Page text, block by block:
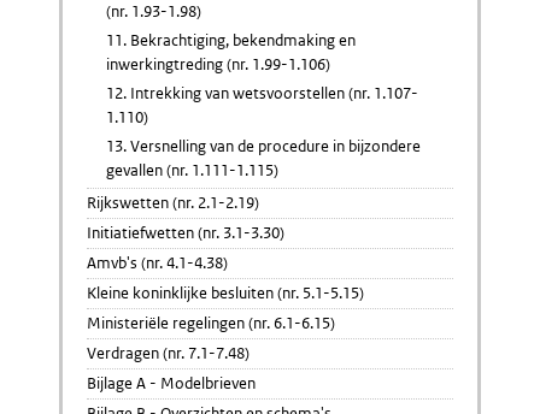
(nr. 1.93-1.98)
11. Bekrachtiging, bekendmaking en
inwerkingtreding (nr. 1.99-1.106)
12. Intrekking van wetsvoorstellen (nr. 1.107-
1.110)
13. Versnelling van de procedure in bijzondere
gevallen (nr. 1.111-1.115)
Rijkswetten (nr. 2.1-2.19)
Initiatiefwetten (nr. 3.1-3.30)
Amvb's (nr. 4.1-4.38)
Kleine koninklijke besluiten (nr. 5.1-5.15)
Ministeriële regelingen (nr. 6.1-6.15)
Verdragen (nr. 7.1-7.48)
Bijlage A - Modelbrieven